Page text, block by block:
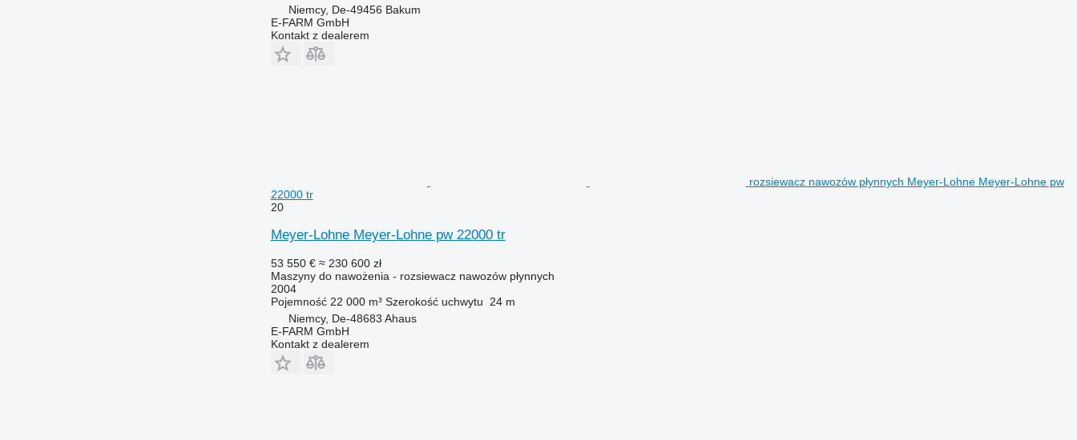
Niemcy, De-49456 Bakum
E-FARM GmbH
Kontakt z dealerem
rozsiewacz nawozów płynnych Meyer-Lohne Meyer-Lohne pw
22000 tr
20
Meyer-Lohne Meyer-Lohne pw 22000 tr
53 550 € ≈ 230 600 zł
Maszyny do nawożenia - rozsiewacz nawozów płynnych
2004
Pojemność 22 000 m³ Szerokość uchwytu
24 m
Niemcy, De-48683 Ahaus
E-FARM GmbH
Kontakt z dealerem